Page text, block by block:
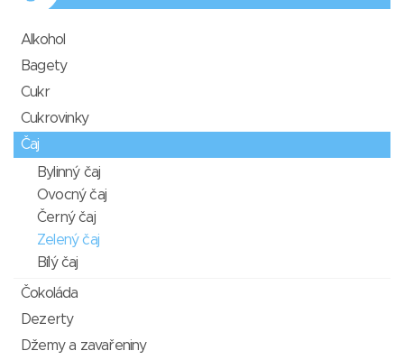
Alkohol
Bagety
Cukr
Cukrovinky
Čaj
Bylinný čaj
Ovocný čaj
Černý čaj
Zelený čaj
Bílý čaj
Čokoláda
Dezerty
Džemy a zavařeniny